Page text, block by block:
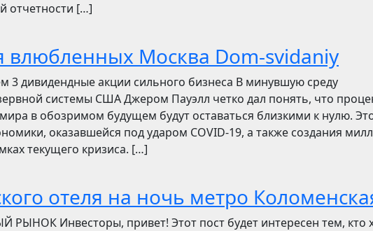
отчетности […]
влюбленных Москва Dom-svidaniy
3 дивидендные акции сильного бизнеса В минувшую среду
системы США Джером Пауэлл четко дал понять, что
в обозримом будущем будут оставаться близкими к нулю.
оказавшейся под ударом COVID-19, а также создания
текущего кризиса. […]
отеля на ночь метро
Инвесторы, привет! Этот пост будет интересен тем, кто